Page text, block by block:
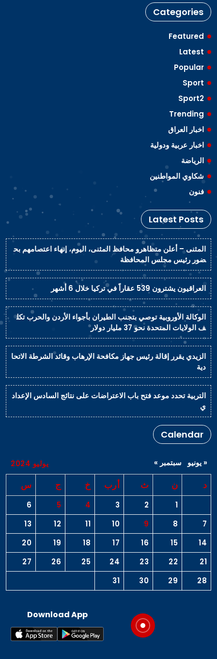
Categories
Featured
Latest
Popular
Sport
Sport2
Trending
اخبار العراق
اخبار عربية ودولية
الرياضة
شكاوي المواطنين
فنون
Latest Posts
المثنى – أعلن متظاهرو محافظ المثنى، اليوم، إنهاء اعتصامهم بح
ضور رئيس مجلس المحافظة
العراقيون يشترون 539 عقاراً في تركيا خلال 6 أشهر
الوكالة الأوروبية توصي بتجنب الطيران بأجواء الأردن والحرب تكل
ف الولايات المتحدة نحو 37 مليار دولار
الزيدي يقرر إقالة رئيس جهاز مكافحة الإرهاب وقائد الشرطة الاتحا
دية
التربية تحدد موعد فتح باب الاعتراضات على نتائج السادس الإعداد
ي
Calendar
يوليو 2024
د ن ث أرب خ ج س
1
2
3
4
5
6
7
8
9
10
11
12
13
14
15
16
17
18
19
20
21
22
23
24
25
26
27
28
29
30
31
« يونيو سبتمبر »
Download App